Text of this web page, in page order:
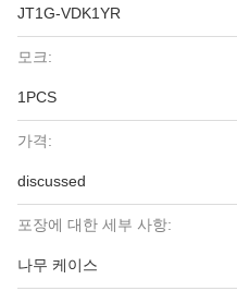
JT1G-VDK1YR
모크:
1PCS
가격:
discussed
포장에 대한 세부 사항:
나무 케이스